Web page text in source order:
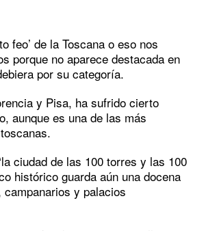
feo’ de la Toscana o eso nos
porque no aparece destacada en
por su categoría.
y Pisa, ha sufrido cierto
aunque es una de las más
ciudad de las 100 torres y las 100
histórico guarda aún una docena
y palacios